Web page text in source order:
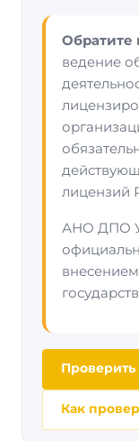
Обратите
ведение
лицензий
АНО ДПО
Как